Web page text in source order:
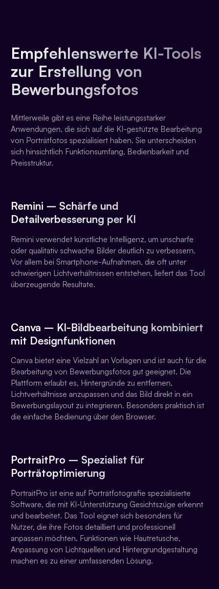
Empfehlenswerte KI-Tools
zur Erstellung von
Bewerbungsfotos
Mittlerweile gibt es eine Reihe leistungsstarker
Anwendungen, die sich auf die KI-gestützte Bearbeitung
von Porträtfotos spezialisiert haben. Sie unterscheiden
sich hinsichtlich Funktionsumfang, Bedienbarkeit und
Preisstruktur.
Remini – Schärfe und
Detailverbesserung per KI
Remini verwendet künstliche Intelligenz, um unscharfe
oder qualitativ schwache Bilder deutlich zu verbessern.
Vor allem bei Smartphone-Aufnahmen, die oft unter
schwierigen Lichtverhältnissen entstehen, liefert das Tool
überzeugende Resultate.
Canva – KI-Bildbearbeitung kombiniert
mit Designfunktionen
Canva bietet eine Vielzahl an Vorlagen und ist auch für die
Bearbeitung von Bewerbungsfotos gut geeignet. Die
Plattform erlaubt es, Hintergründe zu entfernen,
Lichtverhältnisse anzupassen und das Bild direkt in ein
Bewerbungslayout zu integrieren. Besonders praktisch ist
die einfache Bedienung über den Browser.
PortraitPro – Spezialist für
Porträtoptimierung
PortraitPro ist eine auf Porträtfotografie spezialisierte
Software, die mit KI-Unterstützung Gesichtszüge erkennt
und bearbeitet. Das Tool eignet sich besonders für
Nutzer, die ihre Fotos detailliert und professionell
anpassen möchten. Funktionen wie Hautretusche,
Anpassung von Lichtquellen und Hintergrundgestaltung
machen es zu einer umfassenden Lösung.